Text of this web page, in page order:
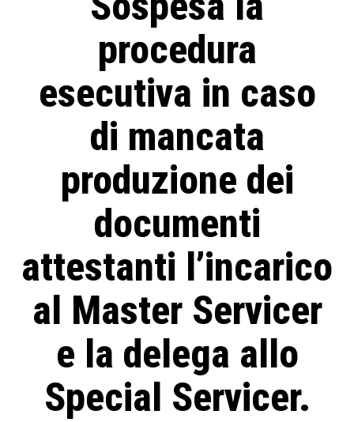
procedura
esecutiva in caso
di mancata
produzione dei
documenti
attestanti l’incarico
al Master Servicer
e la delega allo
Special Servicer.